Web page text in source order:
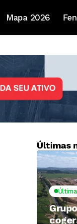
Mapa 2026
Últimas